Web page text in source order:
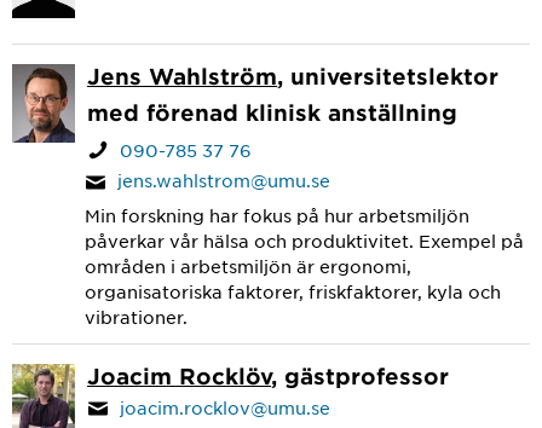
Jens Wahlström, universitetslektor
med förenad klinisk anställning
090-785 37 76
jens.wahlstrom@umu.se
Min forskning har fokus på hur arbetsmiljön
påverkar vår hälsa och produktivitet. Exempel på
områden i arbetsmiljön är ergonomi,
organisatoriska faktorer, friskfaktorer, kyla och
vibrationer.
Joacim Rocklöv, gästprofessor
joacim.rocklov@umu.se